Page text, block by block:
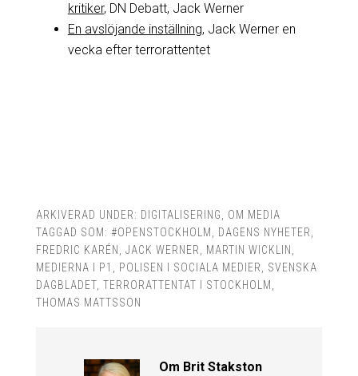
kritiker, DN Debatt, Jack Werner
En avslöjande inställning, Jack Werner en
vecka efter terrorattentet
ARKIVERAD UNDER: DIGITALISERING, OM MEDIA
TAGGAD SOM: #OPENSTOCKHOLM, DAGENS NYHETER,
FREDRIC KARÉN , JACK WERNER, MARTIN WICKLIN ,
MEDIERNA I P1 , POLISEN I SOCIALA MEDIER, SVENSKA
DAGBLADET, TERRORATTENTAT I STOCKHOLM,
THOMAS MATTSSON
Om Brit Stakston